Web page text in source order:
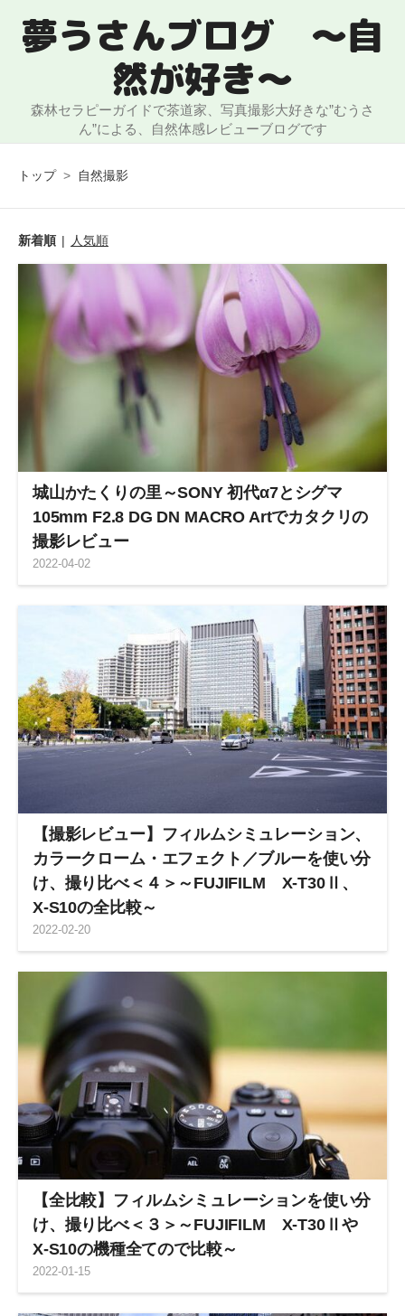
夢うさんブログ ～自
然が好き～
森林セラピーガイドで茶道家、写真撮影大好きな”むうさ
ん”による、自然体感レビューブログです
トップ > 自然撮影
新着順 人気順
2022-04-02
城山かたくりの里～SONY 初代α7とシグマ
105mm F2.8 DG DN MACRO Artでカタクリの
撮影レビュー
2022-02-20
【撮影レビュー】フィルムシミュレーション、
カラークローム・エフェクト／ブルーを使い分
け、撮り比べ＜４＞～FUJIFILM X-T30Ⅱ、
X-S10の全比較～
2022-01-15
【全比較】フィルムシミュレーションを使い分
け、撮り比べ＜３＞～FUJIFILM X-T30Ⅱや
X-S10の機種全てので比較～